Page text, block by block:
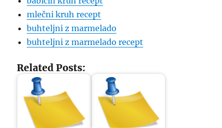
mlečni kruh recept
buhteljni z marmelado
buhteljni z marmelado recept
Related Posts: